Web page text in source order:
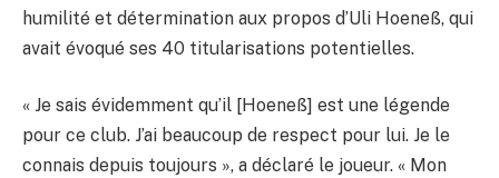
humilité et détermination aux propos d’Uli Hoeneß, qui
avait évoqué ses 40 titularisations potentielles.
« Je sais évidemment qu’il [Hoeneß] est une légende
pour ce club. J’ai beaucoup de respect pour lui. Je le
connais depuis toujours », a déclaré le joueur. « Mon